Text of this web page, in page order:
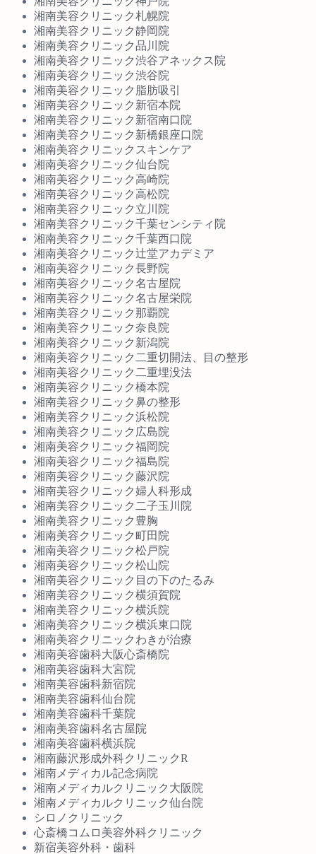
湘南美容クリニック札幌院
湘南美容クリニック静岡院
湘南美容クリニック品川院
湘南美容クリニック渋谷アネックス院
湘南美容クリニック渋谷院
湘南美容クリニック脂肪吸引
湘南美容クリニック新宿本院
湘南美容クリニック新宿南口院
湘南美容クリニック新橋銀座口院
湘南美容クリニックスキンケア
湘南美容クリニック仙台院
湘南美容クリニック高崎院
湘南美容クリニック高松院
湘南美容クリニック立川院
湘南美容クリニック千葉センシティ院
湘南美容クリニック千葉西口院
湘南美容クリニック辻堂アカデミア
湘南美容クリニック長野院
湘南美容クリニック名古屋院
湘南美容クリニック名古屋栄院
湘南美容クリニック那覇院
湘南美容クリニック奈良院
湘南美容クリニック新潟院
湘南美容クリニック二重切開法、目の整形
湘南美容クリニック二重埋没法
湘南美容クリニック橋本院
湘南美容クリニック鼻の整形
湘南美容クリニック浜松院
湘南美容クリニック広島院
湘南美容クリニック福岡院
湘南美容クリニック福島院
湘南美容クリニック藤沢院
湘南美容クリニック婦人科形成
湘南美容クリニック二子玉川院
湘南美容クリニック豊胸
湘南美容クリニック町田院
湘南美容クリニック松戸院
湘南美容クリニック松山院
湘南美容クリニック目の下のたるみ
湘南美容クリニック横須賀院
湘南美容クリニック横浜院
湘南美容クリニック横浜東口院
湘南美容クリニックわきが治療
湘南美容歯科大阪心斎橋院
湘南美容歯科大宮院
湘南美容歯科新宿院
湘南美容歯科仙台院
湘南美容歯科千葉院
湘南美容歯科名古屋院
湘南美容歯科横浜院
湘南藤沢形成外科クリニックR
湘南メディカル記念病院
湘南メディカルクリニック大阪院
湘南メディカルクリニック仙台院
シロノクリニック
心斎橋コムロ美容外科クリニック
新宿美容外科・歯科